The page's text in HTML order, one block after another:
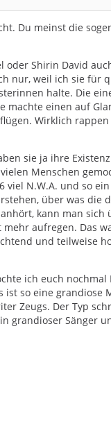
Du meinst die
oder Shirin David
nur, weil ich sie für
halte. Die
machte einen auf
Wirklich
sie ja ihre
Menschen
viel N.W.A. und so
über was die
kann man sich
aufregen. Das
und teilweise
ich euch nochmal
ist so eine grandiose
Zeugs. Der Typ
grandioser Sänger